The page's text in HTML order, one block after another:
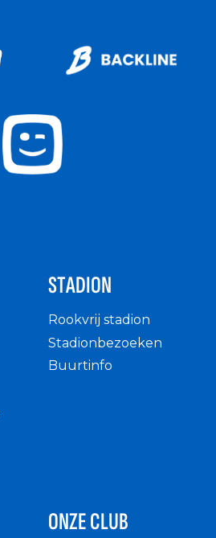
STADION
Rookvrij stadion
Stadionbezoeken
Buurtinfo
ONZE CLUB